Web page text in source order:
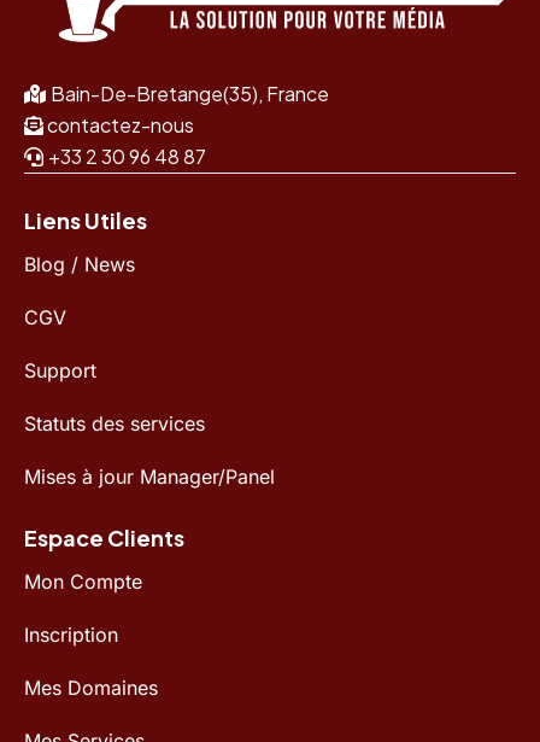
Bain-De-Bretange(35), France
contactez-nous
+33 2 30 96 48 87
Liens Utiles
Blog / News
CGV
Support
Statuts des services
Mises à jour Manager/Panel
Espace Clients
Mon Compte
Inscription
Mes Domaines